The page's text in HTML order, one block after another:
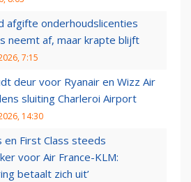
afgifte onderhoudslicenties
neemt af, maar krapte blijft
7:15
deur voor Ryanair en Wizz Air
sluiting Charleroi Airport
14:30
en First Class steeds
voor Air France-KLM:
betaalt zich uit’